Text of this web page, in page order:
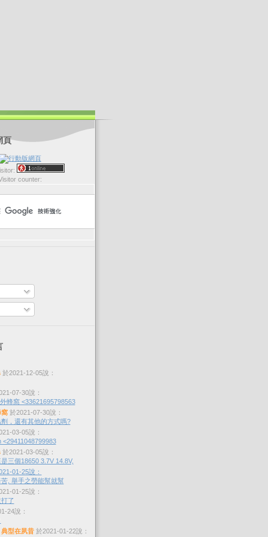
頁
counter:
於2021-12-05說：
07-30說：
蜂窩 <33621695798563
窩於2021-07-30說：
，還有其他的方式嗎?
03-05說：
<29411048799983
於2021-03-05說：
三個18650 3.7V 14.8V,
01-25說：
, 舉手之勞能幫就幫
01-25說：
了
24說：
型在夙昔於2021-01-22說：